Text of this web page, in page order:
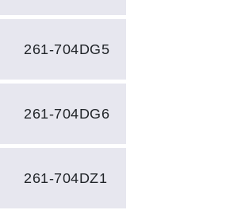
261-704DG5
261-704DG6
261-704DZ1